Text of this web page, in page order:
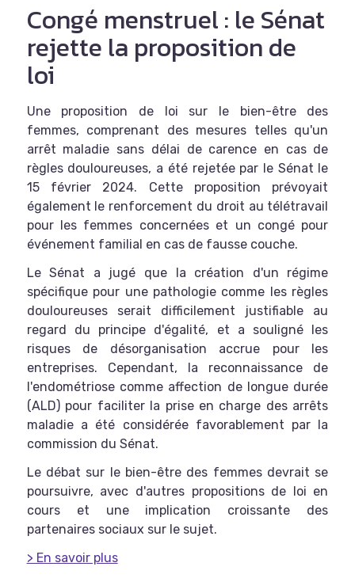
Congé menstruel : le Sénat
rejette la proposition de
loi
Une proposition de loi sur le bien-être des
femmes, comprenant des mesures telles qu'un
arrêt maladie sans délai de carence en cas de
règles douloureuses, a été rejetée par le Sénat le
15 février 2024. Cette proposition prévoyait
également le renforcement du droit au télétravail
pour les femmes concernées et un congé pour
événement familial en cas de fausse couche.
Le Sénat a jugé que la création d'un régime
spécifique pour une pathologie comme les règles
douloureuses serait difficilement justifiable au
regard du principe d'égalité, et a souligné les
risques de désorganisation accrue pour les
entreprises. Cependant, la reconnaissance de
l'endométriose comme affection de longue durée
(ALD) pour faciliter la prise en charge des arrêts
maladie a été considérée favorablement par la
commission du Sénat.
Le débat sur le bien-être des femmes devrait se
poursuivre, avec d'autres propositions de loi en
cours et une implication croissante des
partenaires sociaux sur le sujet.
> En savoir plus